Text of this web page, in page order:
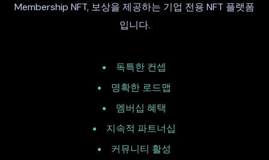
Membership NFT, 보상을 제공하는 기업 전용 NFT 플랫폼
입니다.
독특한 컨셉
명확한 로드맵
멤버십 혜택
지속적 파트너십
커뮤니티 활성